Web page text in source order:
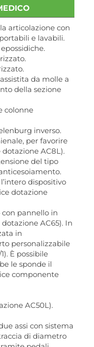
articolazione con
e lavabili.
da molle a
della sezione
colonne
inverso.
per favorire
dotazione AC8L).
del tipo
dispositivo
dotazione
pannello in
AC65). In
in
personalizzabile
È possibile
le sponde il
componente
AC50L).
assi con sistema
di diametro